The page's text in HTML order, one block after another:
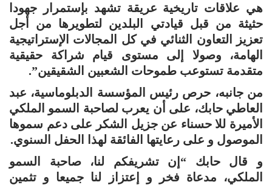
هي علاقات تاريخية عريقة تشهد بإستمرار جهودا
حثيثة من قبل قيادتي البلدين لتطويرها من أجل
تعزيز التعاون الثنائي في كل المجالات الإستراتيجية
الهامة، وصولا إلى مستوى قيام شراكة حقيقية
متقدمة تستوعب طموحات الشعبين الشقيقين”.
من جانبه، حرص رئيس المؤسسة الدبلوماسية، عبد
العاطي حابك، على أن يعرب لصاحبة السمو الملكي
الأميرة للا حسناء عن جزيل الشكر على دعم سموها
الموصول و على رعايتها الفائقة لهذا الحفل السنوي.
و قال حابك “إن تشريفكم لنا، صاحبة السمو
الملكي، مدعاة فخر و إعتزاز لنا جميعا و تثمين